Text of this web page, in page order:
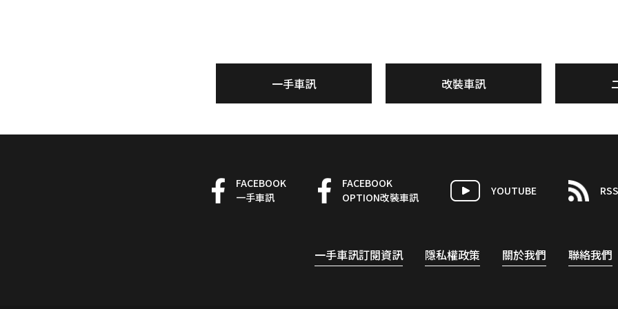
一手車訊 改裝車訊
FACEBOOK
一手車訊
FACEBOOK
OPTION改裝車訊
YOUTUBE RSS
一手車訊訂閱資訊 隱私權政策 關於我們 聯絡我們